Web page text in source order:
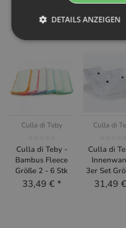
Culla di Teby
Culla di Teby -
Bambus Fleece
Größe 2 - 6 Stk
33,49 € *
Culla di
Culla di
3er Set
31,49 €
DETAILS ANZEIGEN